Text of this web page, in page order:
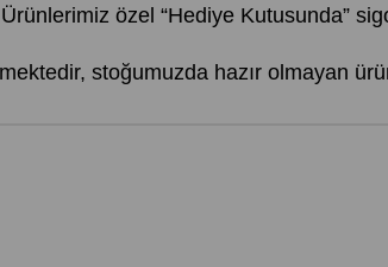
Ürünlerimiz özel “Hediye Kutusunda”
stoğumuzda hazır olmayan